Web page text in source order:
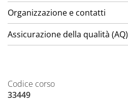
Organizzazione e contatti
Assicurazione della qualità (AQ)
Codice corso
33449